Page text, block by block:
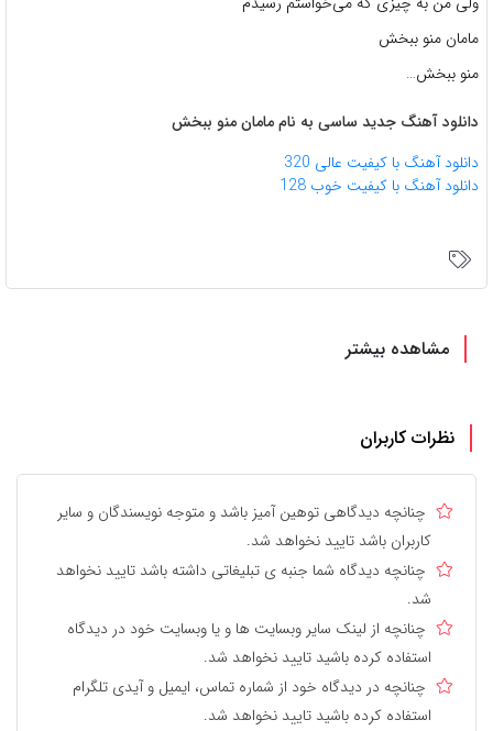
مامان منو ببخش
منو ببخش…
دانلود آهنگ جدید ساسی به نام مامان منو ببخش
دانلود آهنگ با کیفیت عالی 320
دانلود آهنگ با کیفیت خوب 128
مشاهده بیشتر
نظرات کاربران
چنانچه دیدگاهی توهین آمیز باشد و متوجه نویسندگان و سایر
کاربران باشد تایید نخواهد شد.
چنانچه دیدگاه شما جنبه ی تبلیغاتی داشته باشد تایید نخواهد
شد.
چنانچه از لینک سایر وبسایت ها و یا وبسایت خود در دیدگاه
استفاده کرده باشید تایید نخواهد شد.
چنانچه در دیدگاه خود از شماره تماس، ایمیل و آیدی تلگرام
استفاده کرده باشید تایید نخواهد شد.